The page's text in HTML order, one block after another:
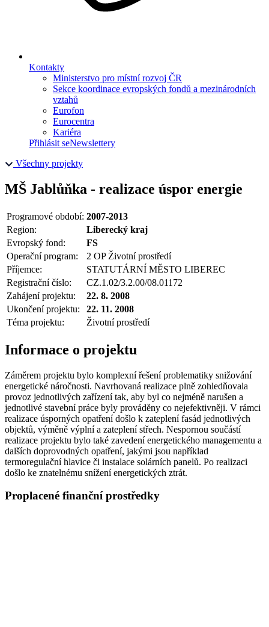
Kontakty
Ministerstvo pro místní rozvoj ČR
Sekce koordinace evropských fondů a mezinárodních
vztahů
Eurofon
Eurocentra
Kariéra
Přihlásit seNewslettery
Všechny projekty
MŠ Jablůňka - realizace úspor energie
Programové období: 2007-2013
Region:
Liberecký kraj
Evropský fond:
FS
Operační program:
2 OP Životní prostředí
Příjemce:
STATUTÁRNÍ MĚSTO LIBEREC
Registrační číslo:
CZ.1.02/3.2.00/08.01172
Zahájení projektu:
22. 8. 2008
Ukončení projektu:
22. 11. 2008
Téma projektu:
Životní prostředí
Informace o projektu
Záměrem projektu bylo komplexní řešení problematiky snižování
energetické náročnosti. Navrhovaná realizace plně zohledňovala
provoz jednotlivých zařízení tak, aby byl co nejméně narušen a
jednotlivé stavební práce byly prováděny co nejefektivněji. V rámci
realizace úsporných opatření došlo k zateplení fasád jednotlivých
objektů, výměně výplní a zateplení střech. Nespornou součástí
realizace projektu bylo také zavedení energetického managementu a
dalších doprovodných opatření, jakými jsou například
termoregulační hlavice či instalace solárních panelů. Po realizaci
došlo ke znatelnému snížení energetických ztrát.
Proplacené finanční prostředky